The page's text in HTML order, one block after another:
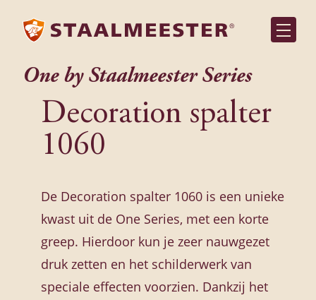
One by Staalmeester Series
Decoration spalter
1060
De Decoration spalter 1060 is een unieke
kwast uit de One Series, met een korte
greep. Hierdoor kun je zeer nauwgezet
druk zetten en het schilderwerk van
speciale effecten voorzien. Dankzij het